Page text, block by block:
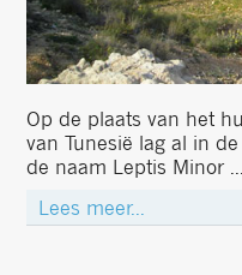
Op de plaats van het
van Tunesië lag al in
de naam Leptis Minor ....
Lees meer...